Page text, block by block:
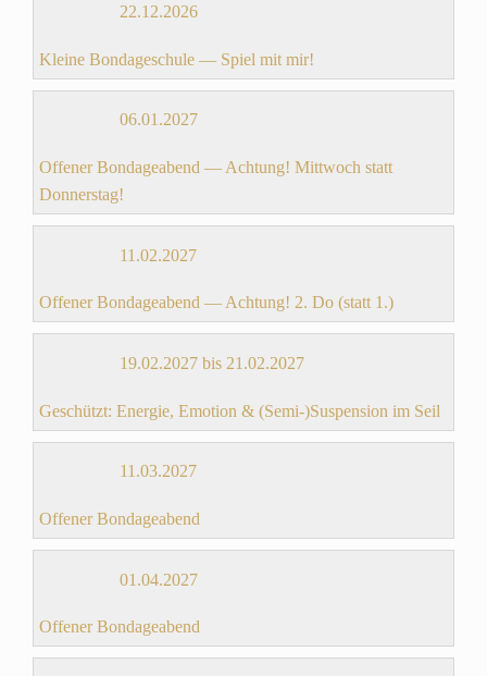
22.12.2026
Kleine Bondageschule — Spiel mit mir!
06.01.2027
Offener Bondageabend — Achtung! Mittwoch statt
Donnerstag!
11.02.2027
Offener Bondageabend — Achtung! 2. Do (statt 1.)
19.02.2027 bis 21.02.2027
Geschützt: Energie, Emotion & (Semi-)Suspension im Seil
11.03.2027
Offener Bondageabend
01.04.2027
Offener Bondageabend